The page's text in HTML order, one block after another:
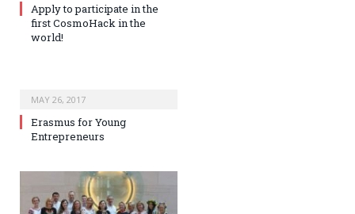
Apply to participate in the
first CosmoHack in the
world!
MAY 26, 2017
Erasmus for Young
Entrepreneurs